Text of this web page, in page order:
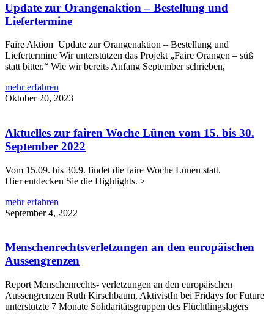
Update zur Orangenaktion – Bestellung und
Liefertermine
Faire Aktion Update zur Orangenaktion – Bestellung und
Liefertermine Wir unterstützen das Projekt „Faire Orangen – süß
statt bitter.“ Wie wir bereits Anfang September schrieben,
mehr erfahren
Oktober 20, 2023
Aktuelles zur fairen Woche Lünen vom 15. bis 30.
September 2022
Vom 15.09. bis 30.9. findet die faire Woche Lünen statt.
Hier entdecken Sie die Highlights. >
mehr erfahren
September 4, 2022
Menschenrechtsverletzungen an den europäischen
Aussengrenzen
Report Menschenrechts- verletzungen an den europäischen
Aussengrenzen Ruth Kirschbaum, AktivistIn bei Fridays for Future
unterstützte 7 Monate Solidaritätsgruppen des Flüchtlingslagers